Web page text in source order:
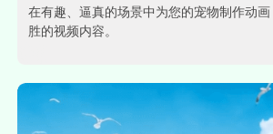
在有趣、逼真的场景中为您的宠物制作动
胜的视频内容。